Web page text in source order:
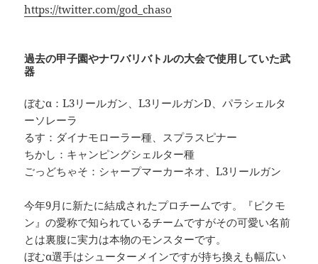
https://twitter.com/god_chaso
過去の甲子園やナワバリバトルの大会で使用していた武
器
ぼむα：L3リールガン、L3リールガンD、パラシェルタ
ーソレーラ
るす：ダイナモローラー種、スプラスピナー
ちかし：キャンピングシェルター種
ごっどちゃそ：シャープマーカーネオ、L3リールガン
今年9月に新たに結成されたプロチームです。『ピクモ
ン』の愛称で知られているチームですがその可愛い名前
とは裏腹に実力は本物のモンスターです。
ぼむα選手はシューターメインですが持ち換えも幅広い